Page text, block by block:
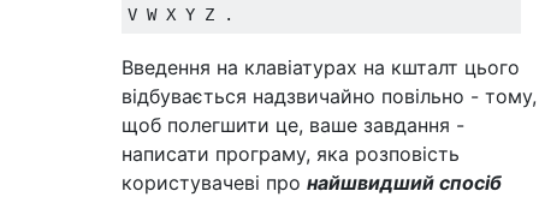
Введення на клавіатурах на кшталт цього
відбувається надзвичайно повільно - тому,
щоб полегшити це, ваше завдання -
написати програму, яка розповість
користувачеві про найшвидший спосіб